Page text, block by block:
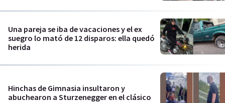
Una pareja se iba de vacaciones y el ex
suegro lo mató de 12 disparos: ella quedó
herida
Hinchas de Gimnasia insultaron y
abuchearon a Sturzenegger en el clásico